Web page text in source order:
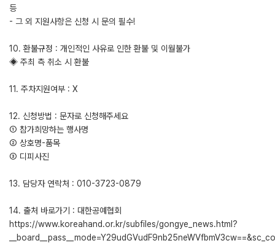
등
- 그 외 지원사항은 신청 시 문의 필수!
10. 환불규정 : 개인적인 사유로 인한 환불 및 이월불가
◈ 주최 측 취소 시 환불
11. 주차지원여부 : X
12. 신청방법 : 문자로 신청해주세요
① 참가희망하는 행사명
② 상호명-품목
③ 디피사진
13. 담당자 연락처 : 010-3723-0879
14. 출처 바로가기 : 대한공예협회
https://www.koreahand.or.kr/subfiles/gongye_news.html?